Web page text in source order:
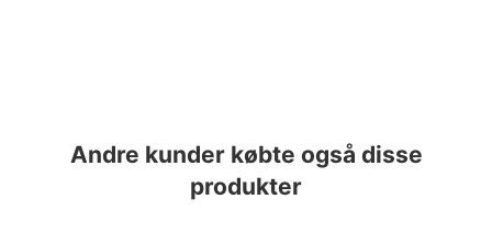
Andre kunder købte også disse
produkter